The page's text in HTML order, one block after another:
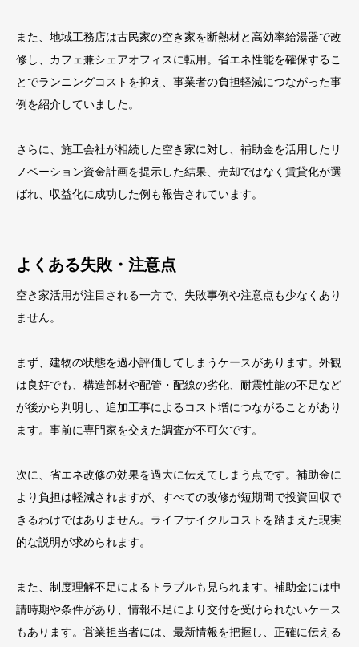
また、地域工務店は古民家の空き家を断熱材と高効率給湯器で改
修し、カフェ兼シェアオフィスに転用。省エネ性能を確保するこ
とでランニングコストを抑え、事業者の負担軽減につながった事
例を紹介していました。
さらに、施工会社が相続した空き家に対し、補助金を活用したリ
ノベーション資金計画を提示した結果、売却ではなく賃貸化が選
ばれ、収益化に成功した例も報告されています。
よくある失敗・注意点
空き家活用が注目される一方で、失敗事例や注意点も少なくあり
ません。
まず、建物の状態を過小評価してしまうケースがあります。外観
は良好でも、構造部材や配管・配線の劣化、耐震性能の不足など
が後から判明し、追加工事によるコスト増につながることがあり
ます。事前に専門家を交えた調査が不可欠です。
次に、省エネ改修の効果を過大に伝えてしまう点です。補助金に
より負担は軽減されますが、すべての改修が短期間で投資回収で
きるわけではありません。ライフサイクルコストを踏まえた現実
的な説明が求められます。
また、制度理解不足によるトラブルも見られます。補助金には申
請時期や条件があり、情報不足により交付を受けられないケース
もあります。営業担当者には、最新情報を把握し、正確に伝える